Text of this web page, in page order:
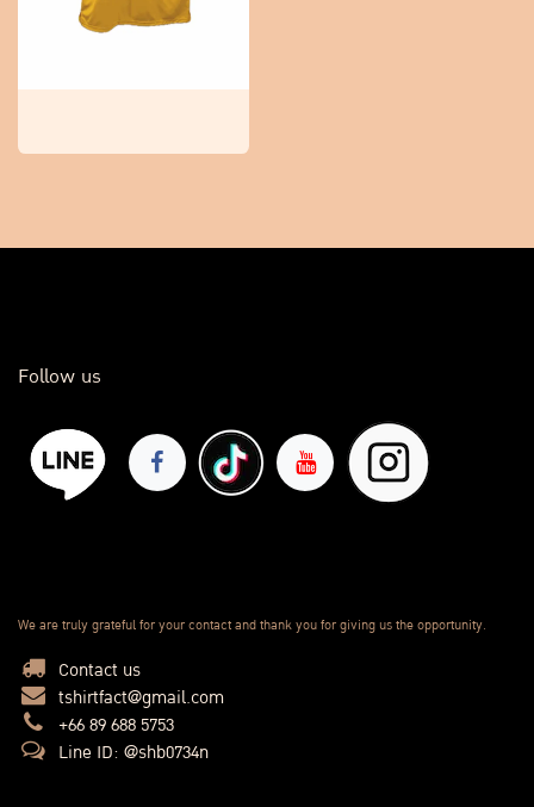
Follow us
We are truly grateful for your contact and thank you for giving us the opportunity.
Contact us
tshirtfact@gmail.com
+66 89 688 5753
Line ID: @shb0734n